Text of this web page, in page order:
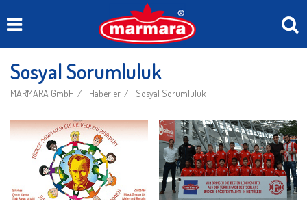
Sosyal Sorumluluk
MARMARA GmbH Haberler Sosyal Sorumluluk